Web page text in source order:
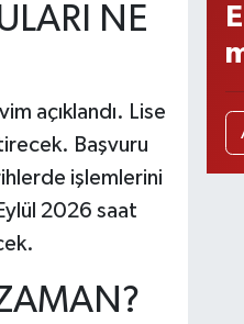
NE
açıklandı. Lise
Başvuru
işlemlerini
2026 saat